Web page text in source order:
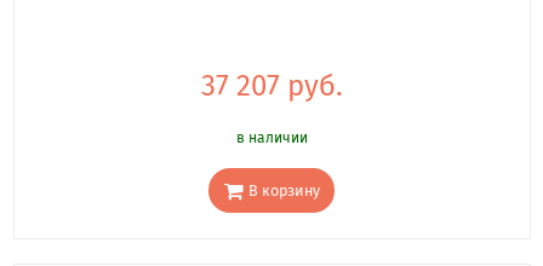
37 207 руб.
в наличии
В корзину